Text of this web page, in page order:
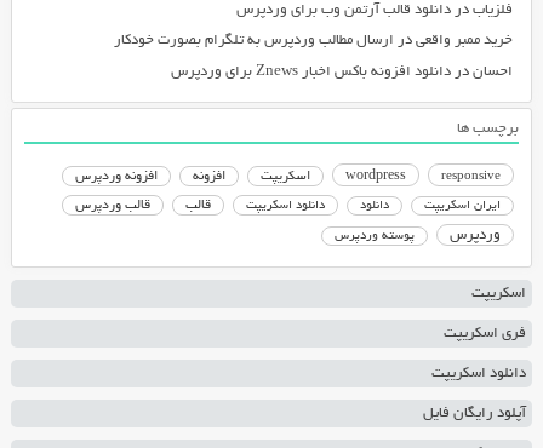
فلزیابدر دانلود قالب آرتمن وب برای وردپرس
خرید ممبر واقعیدر ارسال مطالب وردپرس به تلگرام بصورت خودکار
احساندر دانلود افزونه باکس اخبار Znews برای وردپرس
برچسب ها
responsive
wordpress اسکریپت افزونه افزونه وردپرس
ایران اسکریپت دانلود دانلود اسکریپت قالب قالب وردپرس
وردپرس پوسته وردپرس
اسکریپت
فری اسکریپت
دانلود اسکریپت
آپلود رایگان فایل